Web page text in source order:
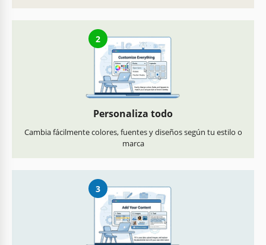
2
Personaliza todo
Cambia fácilmente colores, fuentes y diseños según tu estilo o
marca
3